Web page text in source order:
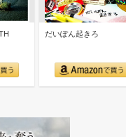
だいぽん起きろ